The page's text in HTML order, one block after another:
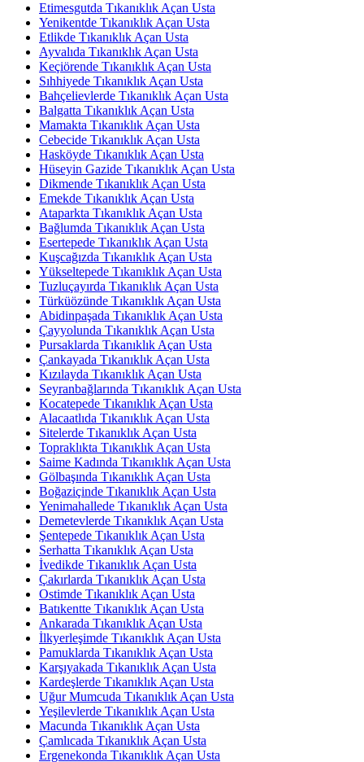
Etimesgutda Tıkanıklık Açan Usta
Yenikentde Tıkanıklık Açan Usta
Etlikde Tıkanıklık Açan Usta
Ayvalıda Tıkanıklık Açan Usta
Keçiörende Tıkanıklık Açan Usta
Sıhhiyede Tıkanıklık Açan Usta
Bahçelievlerde Tıkanıklık Açan Usta
Balgatta Tıkanıklık Açan Usta
Mamakta Tıkanıklık Açan Usta
Cebecide Tıkanıklık Açan Usta
Hasköyde Tıkanıklık Açan Usta
Hüseyin Gazide Tıkanıklık Açan Usta
Dikmende Tıkanıklık Açan Usta
Emekde Tıkanıklık Açan Usta
Ataparkta Tıkanıklık Açan Usta
Bağlumda Tıkanıklık Açan Usta
Esertepede Tıkanıklık Açan Usta
Kuşcağızda Tıkanıklık Açan Usta
Yükseltepede Tıkanıklık Açan Usta
Tuzluçayırda Tıkanıklık Açan Usta
Türküözünde Tıkanıklık Açan Usta
Abidinpaşada Tıkanıklık Açan Usta
Çayyolunda Tıkanıklık Açan Usta
Pursaklarda Tıkanıklık Açan Usta
Çankayada Tıkanıklık Açan Usta
Kızılayda Tıkanıklık Açan Usta
Seyranbağlarında Tıkanıklık Açan Usta
Kocatepede Tıkanıklık Açan Usta
Alacaatlıda Tıkanıklık Açan Usta
Sitelerde Tıkanıklık Açan Usta
Topraklıkta Tıkanıklık Açan Usta
Saime Kadında Tıkanıklık Açan Usta
Gölbaşında Tıkanıklık Açan Usta
Boğaziçinde Tıkanıklık Açan Usta
Yenimahallede Tıkanıklık Açan Usta
Demetevlerde Tıkanıklık Açan Usta
Şentepede Tıkanıklık Açan Usta
Serhatta Tıkanıklık Açan Usta
İvedikde Tıkanıklık Açan Usta
Çakırlarda Tıkanıklık Açan Usta
Ostimde Tıkanıklık Açan Usta
Batıkentte Tıkanıklık Açan Usta
Ankarada Tıkanıklık Açan Usta
İlkyerleşimde Tıkanıklık Açan Usta
Pamuklarda Tıkanıklık Açan Usta
Karşıyakada Tıkanıklık Açan Usta
Kardeşlerde Tıkanıklık Açan Usta
Uğur Mumcuda Tıkanıklık Açan Usta
Yeşilevlerde Tıkanıklık Açan Usta
Macunda Tıkanıklık Açan Usta
Çamlıcada Tıkanıklık Açan Usta
Ergenekonda Tıkanıklık Açan Usta